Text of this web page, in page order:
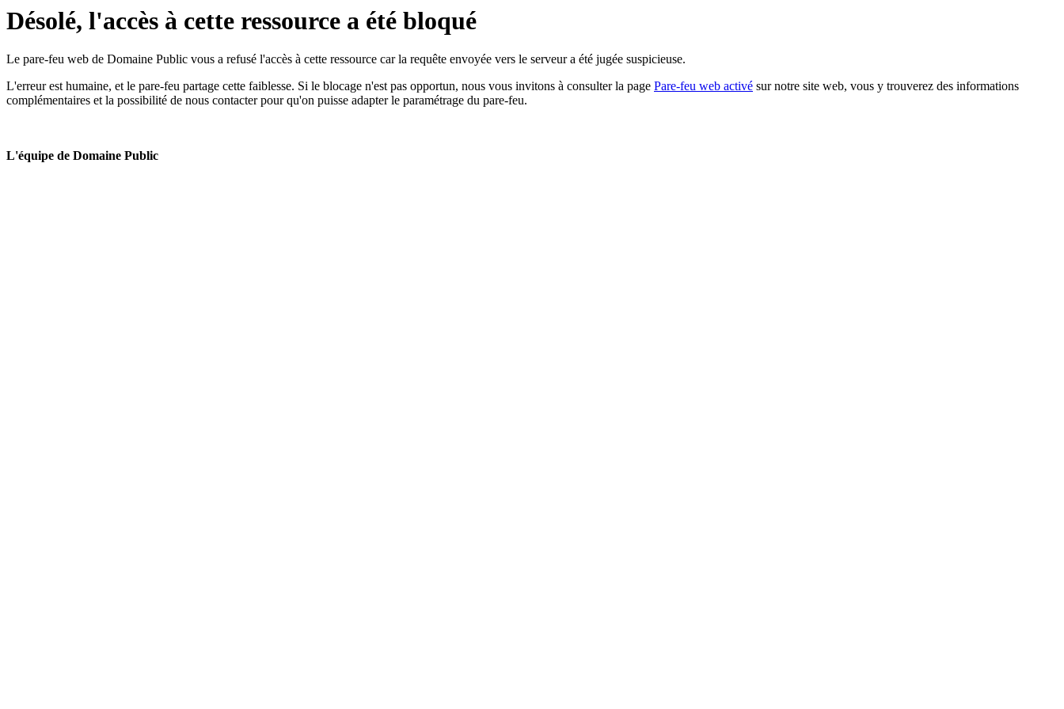
Désolé, l'accès à cette ressource a été bloqué
Le pare-feu web de Domaine Public vous a refusé l'accès à cette ressource car la requête envoyée vers le serveur a été jugée suspicieuse.
L'erreur est humaine, et le pare-feu partage cette faiblesse. Si le blocage n'est pas opportun, nous vous invitons à consulter la page Pare-feu web activé sur notre site web, vous y trouverez des informations
complémentaires et la possibilité de nous contacter pour qu'on puisse adapter le paramétrage du pare-feu.
L'équipe de Domaine Public